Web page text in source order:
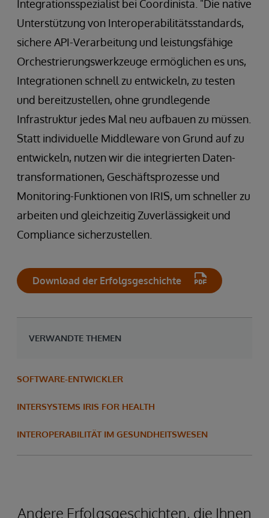
Integrationsspezialist bei Coordinista. "Die native
Unterstützung von Interoperabilitätsstandards,
sichere API-Verarbeitung und leistungsfähige
Orchestrierungswerkzeuge ermöglichen es uns,
Integrationen schnell zu entwickeln, zu testen
und bereitzustellen, ohne grundlegende
Infrastruktur jedes Mal neu aufbauen zu müssen.
Statt individuelle Middleware von Grund auf zu
entwickeln, nutzen wir die integrierten Daten­
transformationen, Geschäftsprozesse und
Monitoring-Funktionen von IRIS, um schneller zu
arbeiten und gleichzeitig Zuverlässigkeit und
Compliance sicherzustellen.
Download der Erfolgsgeschichte
VERWANDTE THEMEN
SOFTWARE-ENTWICKLER
INTERSYSTEMS IRIS FOR HEALTH
INTEROPERABILITÄT IM GESUNDHEITSWESEN
Andere Erfolgsgeschichten, die Ihnen